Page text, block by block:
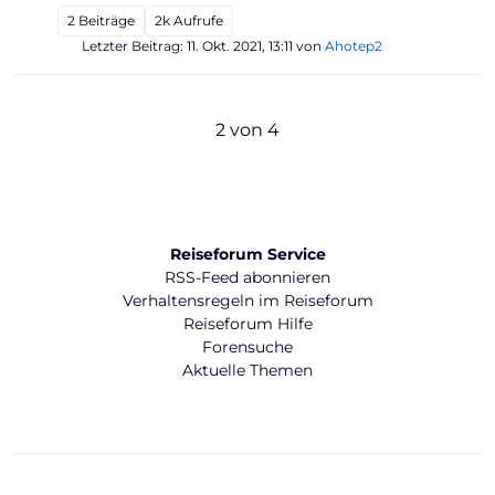
2 Beiträge 2k Aufrufe
Letzter Beitrag: 11. Okt. 2021, 13:11 von Ahotep2
2 von 4
Reiseforum Service
RSS-Feed abonnieren
Verhaltensregeln im Reiseforum
Reiseforum Hilfe
Forensuche
Aktuelle Themen